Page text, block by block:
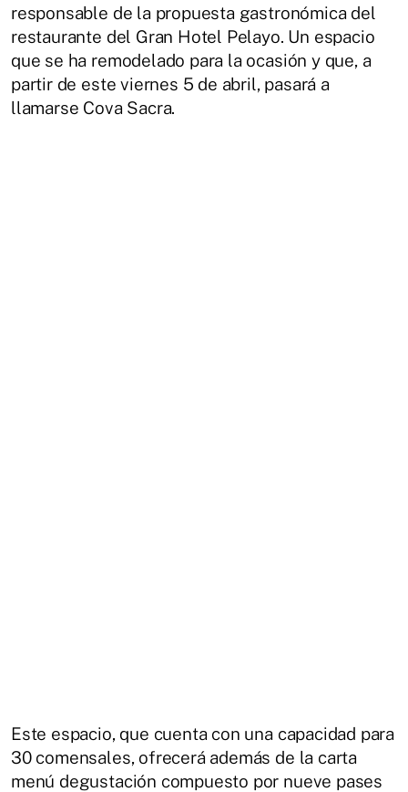
responsable de la propuesta gastronómica del
restaurante del Gran Hotel Pelayo. Un espacio
que se ha remodelado para la ocasión y que, a
partir de este viernes 5 de abril, pasará a
llamarse Cova Sacra.
Este espacio, que cuenta con una capacidad para
30 comensales, ofrecerá además de la carta
menú degustación compuesto por nueve pases